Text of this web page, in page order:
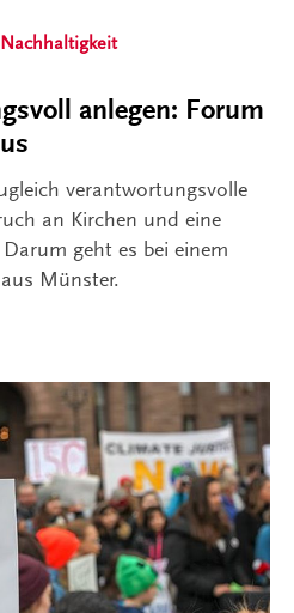
Nachhaltigkeit
anlegen: Forum
verantwortungsvolle
an Kirchen und eine
geht es bei einem
Münster.